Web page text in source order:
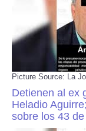
Picture Source: La
Detienen al ex
Heladio
sobre los 43